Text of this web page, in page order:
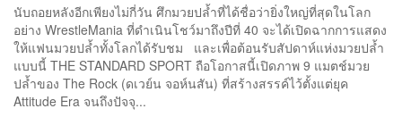
นับถอยหลังอีกเพียงไม่กี่วัน ศึกมวยปล้ำที่ได้ชื่อว่ายิ่งใหญ่ที่สุดในโลก
อย่าง WrestleMania ที่ดำเนินโชว์มาถึงปีที่ 40 จะได้เปิดฉากการแสดง
ให้แฟนมวยปล้ำทั้งโลกได้รับชม และเพื่อต้อนรับสัปดาห์แห่งมวยปล้ำ
แบบนี้ THE STANDARD SPORT ถือโอกาสนี้เปิดภาพ 9 แมตช์มวย
ปล้ำของ The Rock (ดเวย์น จอห์นสัน) ที่สร้างสรรค์ไว้ตั้งแต่ยุค
Attitude Era จนถึงปัจจุ...